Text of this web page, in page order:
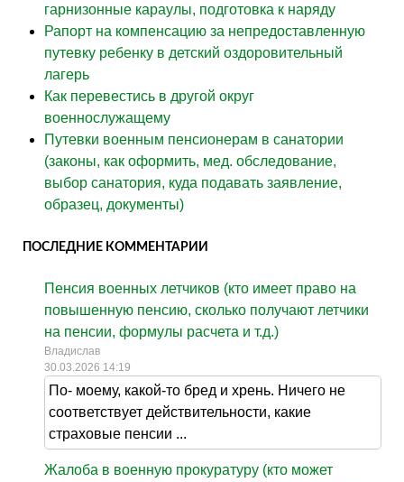
гарнизонные караулы, подготовка к наряду
Рапорт на компенсацию за непредоставленную
путевку ребенку в детский оздоровительный
лагерь
Как перевестись в другой округ
военнослужащему
Путевки военным пенсионерам в санатории
(законы, как оформить, мед. обследование,
выбор санатория, куда подавать заявление,
образец, документы)
ПОСЛЕДНИЕ КОММЕНТАРИИ
Пенсия военных летчиков (кто имеет право на
повышенную пенсию, сколько получают летчики
на пенсии, формулы расчета и т.д.)
Владислав
30.03.2026 14:19
По- моему, какой-то бред и хрень. Ничего не
соответствует действительности, какие
страховые пенсии ...
Жалоба в военную прокуратуру (кто может